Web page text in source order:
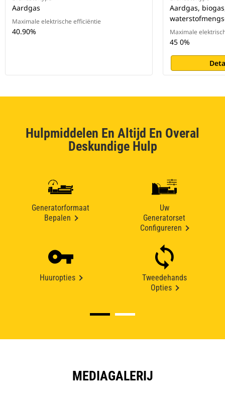
Aardgas
Maximale elektrische efficiëntie
40.90%
Aardgas,
Maximale
45 0%
Hulpmiddelen En Altijd En Overal
Deskundige Hulp
Generatorformaat
Bepalen
Uw
Generatorset
Configureren
Huuropties
Tweedehands
Opties
MEDIAGALERIJ